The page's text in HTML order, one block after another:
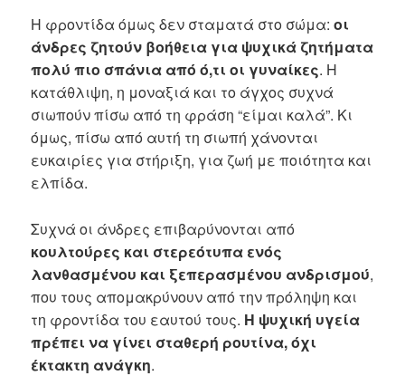
Η φροντίδα όμως δεν σταματά στο σώμα:οι
άνδρες ζητούν βοήθεια για ψυχικά ζητήματα
πολύ πιο σπάνια από ό,τι οι γυναίκες. Η
κατάθλιψη, η μοναξιά και το άγχος συχνά
σιωπούν πίσω από τη φράση “είμαι καλά”. Κι
όμως, πίσω από αυτή τη σιωπή χάνονται
ευκαιρίες για στήριξη, για ζωή με ποιότητα και
ελπίδα.
Συχνά οι άνδρες επιβαρύνονται από
κουλτούρες και στερεότυπα ενός
λανθασμένου και ξεπερασμένου ανδρισμού,
που τους απομακρύνουν από την πρόληψη και
τη φροντίδα του εαυτού τους. Η ψυχική υγεία
πρέπει να γίνει σταθερή ρουτίνα, όχι
έκτακτη ανάγκη.